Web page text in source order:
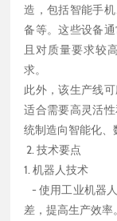
造，包括智能手
备等。这些设备
且对质量要求较
求。
此外，该生产线
适合需要高灵活
统制造向智能化、
2. 技术要点
1. 机器人技术
- 使用工业机器
差，提高生产效率。